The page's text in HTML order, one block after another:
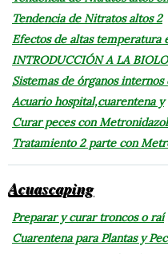
Tendencia de Nitratos altos 2
Efectos de altas temperatura
INTRODUCCIÓN A LA
Sistemas de órganos internos
Acuario hospital,cuarentena y
Curar peces con Metronidazol
Tratamiento 2 parte con
Acuascaping
Preparar y curar troncos o raí
Cuarentena para Plantas y